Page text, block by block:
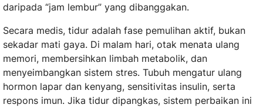
daripada “jam lembur” yang dibanggakan.
Secara medis, tidur adalah fase pemulihan aktif, bukan
sekadar mati gaya. Di malam hari, otak menata ulang
memori, membersihkan limbah metabolik, dan
menyeimbangkan sistem stres. Tubuh mengatur ulang
hormon lapar dan kenyang, sensitivitas insulin, serta
respons imun. Jika tidur dipangkas, sistem perbaikan ini